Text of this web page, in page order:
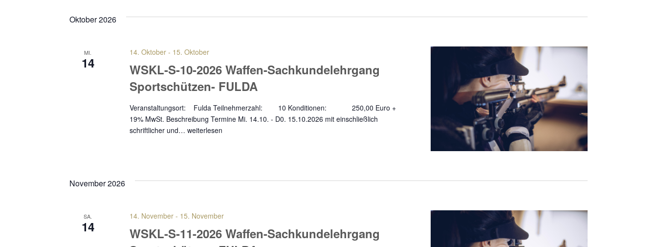
Oktober 2026
MI.
14
WSKL-S-10-2026 Waffen-Sachkundelehrgang
Sportschützen- FULDA
14. Oktober - 15. Oktober
Veranstaltungsort: Fulda Teilnehmerzahl: 10 Konditionen: 250,00 Euro +
19% MwSt. Beschreibung Termine Mi. 14.10. - D0. 15.10.2026 mit einschließlich
schriftlicher und…weiterlesen
November 2026
SA.
14
WSKL-S-11-2026 Waffen-Sachkundelehrgang
14. November - 15. November